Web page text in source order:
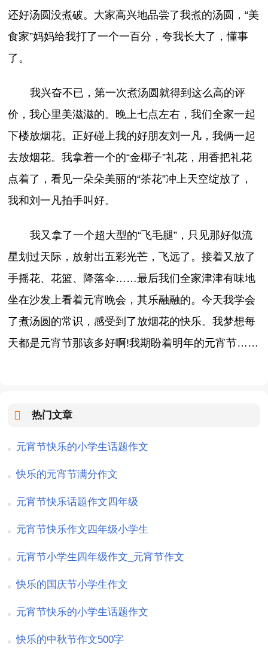
还好汤圆没煮破。大家高兴地品尝了我煮的汤圆，“美
食家”妈妈给我打了一个一百分，夸我长大了，懂事
了。
我兴奋不已，第一次煮汤圆就得到这么高的评
价，我心里美滋滋的。晚上七点左右，我们全家一起
下楼放烟花。正好碰上我的好朋友刘一凡，我俩一起
去放烟花。我拿着一个的“金椰子”礼花，用香把礼花
点着了，看见一朵朵美丽的“茶花”冲上天空绽放了，
我和刘一凡拍手叫好。
我又拿了一个超大型的“飞毛腿”，只见那好似流
星划过天际，放射出五彩光芒，飞远了。接着又放了
手摇花、花篮、降落伞……最后我们全家津津有味地
坐在沙发上看着元宵晚会，其乐融融的。今天我学会
了煮汤圆的常识，感受到了放烟花的快乐。我梦想每
天都是元宵节那该多好啊!我期盼着明年的元宵节……
热门文章
元宵节快乐的小学生话题作文
快乐的元宵节满分作文
元宵节快乐话题作文四年级
元宵节快乐作文四年级小学生
元宵节小学生四年级作文_元宵节作文
快乐的国庆节小学生作文
元宵节快乐的小学生话题作文
快乐的中秋节作文500字